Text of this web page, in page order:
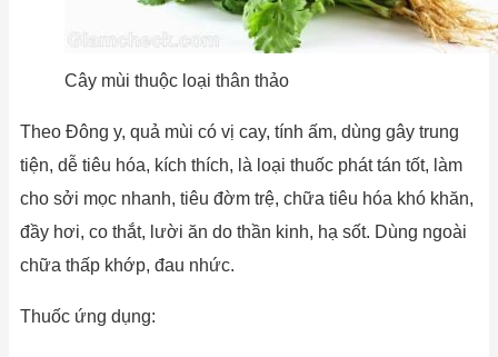
Cây mùi thuộc loại thân thảo
Theo Đông y, quả mùi có vị cay, tính ấm, dùng gây trung
tiện, dễ tiêu hóa, kích thích, là loại thuốc phát tán tốt, làm
cho sởi mọc nhanh, tiêu đờm trệ, chữa tiêu hóa khó khăn,
đầy hơi, co thắt, lười ăn do thần kinh, hạ sốt. Dùng ngoài
chữa thấp khớp, đau nhức.
Thuốc ứng dụng: